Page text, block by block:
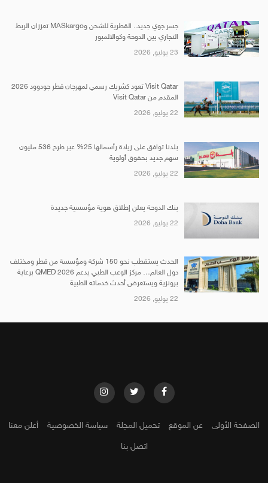
جسر جوي جديد.. القطرية للشحن وMASkargo تعززان الربط
التجاري بين الدوحة وكوالالمبور
23 يوليو, 2026
Visit Qatar تعود كشريك رسمي لمهرجان قطر جودوود 2026
المقدم من Visit Qatar
22 يوليو, 2026
بلدنا توافق على زيادة رأسمالها 25% عبر طرح 536 مليون
سهم جديد بحقوق أولوية
22 يوليو, 2026
بنك الدوحة يعلن إطلاق هوية مؤسسية جديدة
22 يوليو, 2026
الحدث يستقطب نحو 150 شركة ومؤسسة من قطر ومختلف
دول العالم… مركز الوعب الطبي يدعم QMED 2026 برعاية
برونزية ويستعرض أحدث خدماته الطبية
22 يوليو, 2026
الصفحة الأولى عن الموقع تحميل المجلة سياسة الخصوصية أعلن معنا
اتصل بنا